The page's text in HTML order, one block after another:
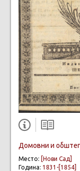
Домовни и
Место: [Нови Сад]
Година: 1831-[1854]